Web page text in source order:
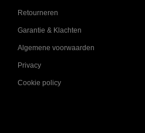
Retourneren
Garantie & Klachten
Algemene voorwaarden
Privacy
Cookie policy